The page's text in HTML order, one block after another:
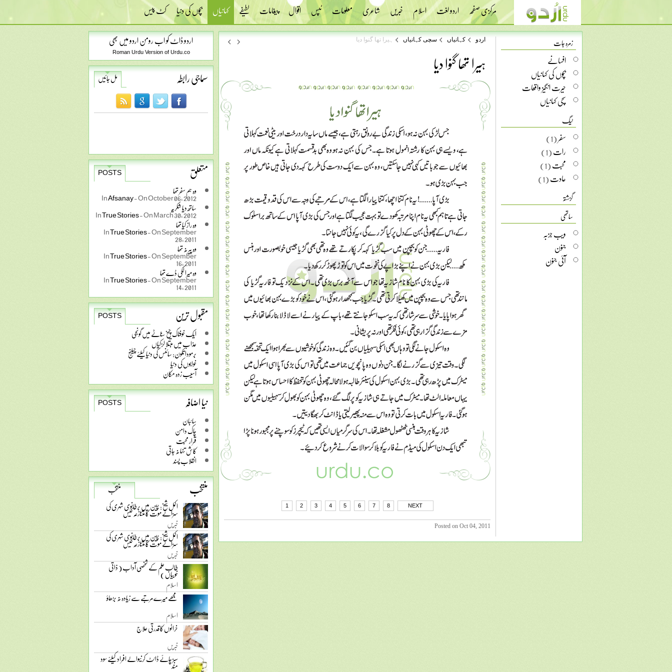
مرکزی صفحہ اردو لغت اسلام خبریں شاعری معلومات ٹپس اقوال پیغامات لطیفے کہانیاں بچوں کی دنیا کٹ پیس
اردو ڈاٹ کو اب رومن اردو میں بھی
Roman Urdu Version of Urdu.co
سماجی رابطہ مل جائیں
متعلق
POSTS
وہ ہم سفر تھا
InAfsanay-On October 06, 2012
ساتھ دیا شکریہ InTrue Stories-On March 30, 2012
وہ راز کیا تھا InTrue Stories-On September
28, 2011
وہ پیر نہ تھا InTrue Stories-On September
16, 2011
وہ میرا لکی ڈے تھا InTrue Stories-On September
14, 2011
مقبول ترین
POSTS
ایک خوفناک چیخ سناٹے میں گونجی
عذاب میں مبتلا لڑکیاں
برمودا تکون: سائنس کی دنیا کیلئے چیلنج
خوابوں کی دنیا
آسیب زدہ مکان
نیا اضافہ
POSTS
سائبان
چاک دامن
قرار محبت
کاش تنہا نہ جاتی
انقلاب پسند
منتخب
منتخب
اکمل شیخ: چین میں برطانوی شہری کی
سزائے موت کا متنازعہ کیس
خبریں
اکمل شیخ: چین میں برطانوی شہری کی
سزائے موت کا متنازعہ کیس
خبریں
طالب علم کے شخصی آداب ( ذاتی
خوبیاں )
اسلام
مجھے میرے مرتبے سے زیادہ نہ بڑھاؤ
اسلام
خراٹوں کا قدرتی علاج
خبریں
سبز چائے ڈائٹ کرنیوالے افراد کیلئے سود
مند
اردو کہانیاں سچی کہانیاں ہیرا تھا گنوا دیا
ہیرا تھا گنوا دیا
1 2 3 4 5 6 7 8 NEXT
Posted on Oct 04, 2011
زمرہ جات
افسانے
بچوں کی کہانیاں
حیرت انگیز واقعات
سچی کہانیاں
ٹیگ
سفر(1)
رات(1)
محبت(1)
عادت(1)
گزشتہ
ساتھی
ویب جزبہ
جنون
آئی جنون